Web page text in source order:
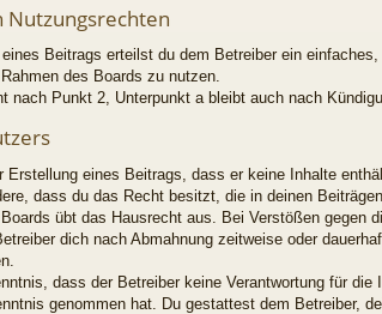
Nutzungsrechten
Beitrags erteilst du dem Betreiber ein
des Boards zu nutzen.
nach Punkt 2, Unterpunkt a bleibt auch nach
Erstellung eines Beitrags, dass er keine Inhalte
dass du das Recht besitzt, die in deinen
übt das Hausrecht aus. Bei Verstößen gegen
dich nach Abmahnung zeitweise oder
dass der Betreiber keine Verantwortung für
genommen hat. Du gestattest dem Betreiber,